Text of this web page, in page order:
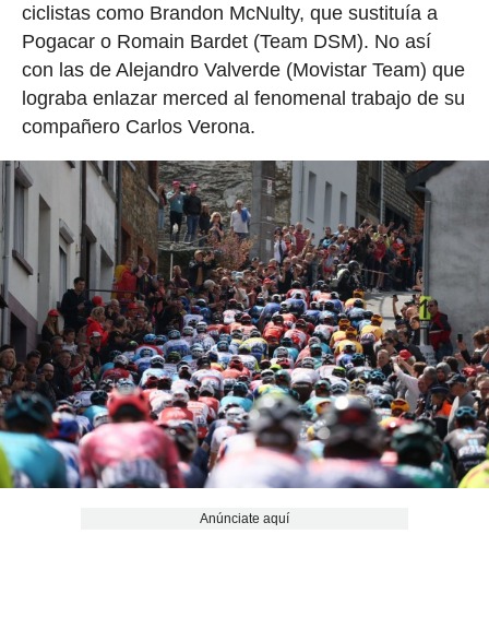
ciclistas como Brandon McNulty, que sustituía a
Pogacar o Romain Bardet (Team DSM). No así
con las de Alejandro Valverde (Movistar Team) que
lograba enlazar merced al fenomenal trabajo de su
compañero Carlos Verona.
Anúnciate aquí